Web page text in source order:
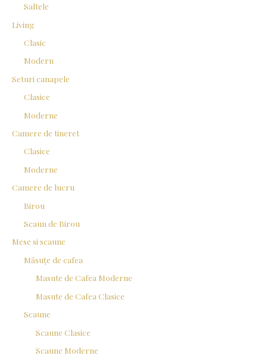
Saltele
Living
Clasic
Modern
Seturi canapele
Clasice
Moderne
Camere de tineret
Clasice
Moderne
Camere de lucru
Birou
Scaun de Birou
Mese si scaune
Măsuțe de cafea
Masute de Cafea Moderne
Masute de Cafea Clasice
Scaune
Scaune Clasice
Scaune Moderne